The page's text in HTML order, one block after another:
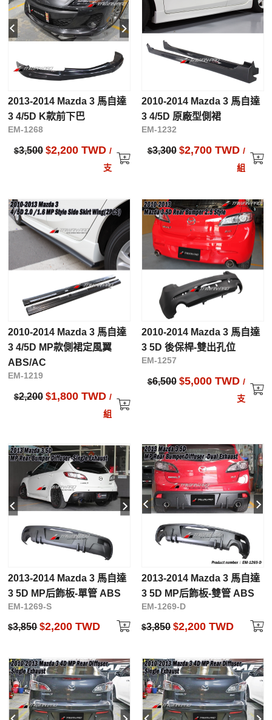
2013-2014 Mazda 3 馬自達
3 4/5D K款前下巴
EM-1268
$3,500 $2,200 TWD /
支
2010-2014 Mazda 3 馬自達
3 4/5D 原廠型側裙
EM-1232
$3,300 $2,700 TWD /
組
2010-2014 Mazda 3 馬自達
3 4/5D MP款側裙定風翼
ABS/AC
EM-1219
$2,200 $1,800 TWD /
組
2010-2014 Mazda 3 馬自達
3 5D 後保桿-雙出孔位
EM-1257
$6,500 $5,000 TWD /
支
2013-2014 Mazda 3 馬自達
3 5D MP后飾板-單管 ABS
EM-1269-S
$3,850 $2,200 TWD
2013-2014 Mazda 3 馬自達
3 5D MP后飾板-雙管 ABS
EM-1269-D
$3,850 $2,200 TWD